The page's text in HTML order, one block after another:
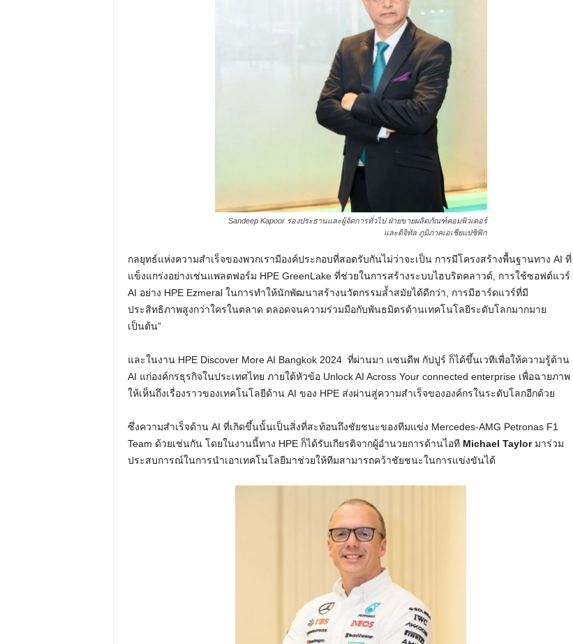
Sandeep Kapoor รองประธานและผู้จัดการทั่วไป ฝ่ายขายผลิตภัณฑ์คอมพิวเตอร์
และดิจิทัล ภูมิภาคเอเชียแปซิฟิก
กลยุทธ์แห่งความสำเร็จของพวกเรามีองค์ประกอบที่สอดรับกันไม่ว่าจะเป็น การมีโครงสร้างพื้นฐานทาง AI ที่
แข็งแกร่งอย่างเช่นแพลตฟอร์ม HPE GreenLake ที่ช่วยในการสร้างระบบไฮบริดคลาวด์, การใช้ซอฟต์แวร์
AI อย่าง HPE Ezmeral ในการทำให้นักพัฒนาสร้างนวัตกรรมล้ำสมัยได้ดีกว่า, การมีฮาร์ดแวร์ที่มี
ประสิทธิภาพสูงกว่าใครในตลาด ตลอดจนความร่วมมือกับพันธมิตรด้านเทคโนโลยีระดับโลกมากมาย
เป็นต้น”
และในงาน HPE Discover More AI Bangkok 2024 ที่ผ่านมา แซนดีพ กัปปูร์ ก็ได้ขึ้นเวทีเพื่อให้ความรู้ด้าน
AI แก่องค์กรธุรกิจในประเทศไทย ภายใต้หัวข้อ Unlock AI Across Your connected enterprise เพื่อฉายภาพ
ให้เห็นถึงเรื่องราวของเทคโนโลยีด้าน AI ของ HPE ส่งผ่านสู่ความสำเร็จขององค์กรในระดับโลกอีกด้วย
ซึ่งความสำเร็จด้าน AI ที่เกิดขึ้นนั้นเป็นสิ่งที่สะท้อนถึงชัยชนะของทีมแข่ง Mercedes-AMG Petronas F1
Team ด้วยเช่นกัน โดยในงานนี้ทาง HPE ก็ได้รับเกียรติจากผู้อำนวยการด้านไอที Michael Taylorมาร่วม
ประสบการณ์ในการนำเอาเทคโนโลยีมาช่วยให้ทีมสามารถคว้าชัยชนะในการแข่งขันได้